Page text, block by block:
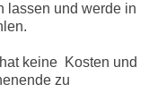
lassen und werde in
keine Kosten und
zu